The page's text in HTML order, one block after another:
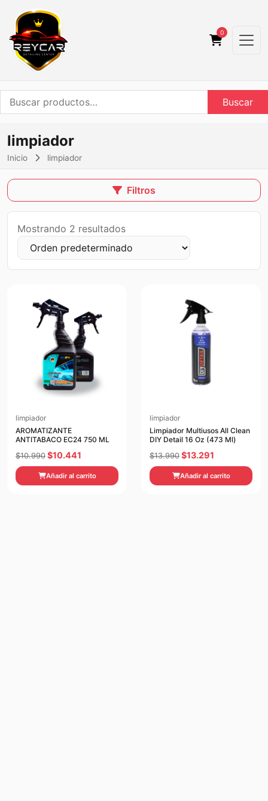
0
Buscar
por:
Buscar
limpiador
Inicio limpiador
Filtros
Mostrando 2 resultados
limpiador
AROMATIZANTE
ANTITABACO EC24 750 ML
$10.990 El
precio
original
$10.441
precio
actual
Añadir al carrito
limpiador
Limpiador Multiusos All Clean
DIY Detail 16 Oz (473 Ml)
$13.990 El
precio
original
$13.291
precio
actual
Añadir al carrito